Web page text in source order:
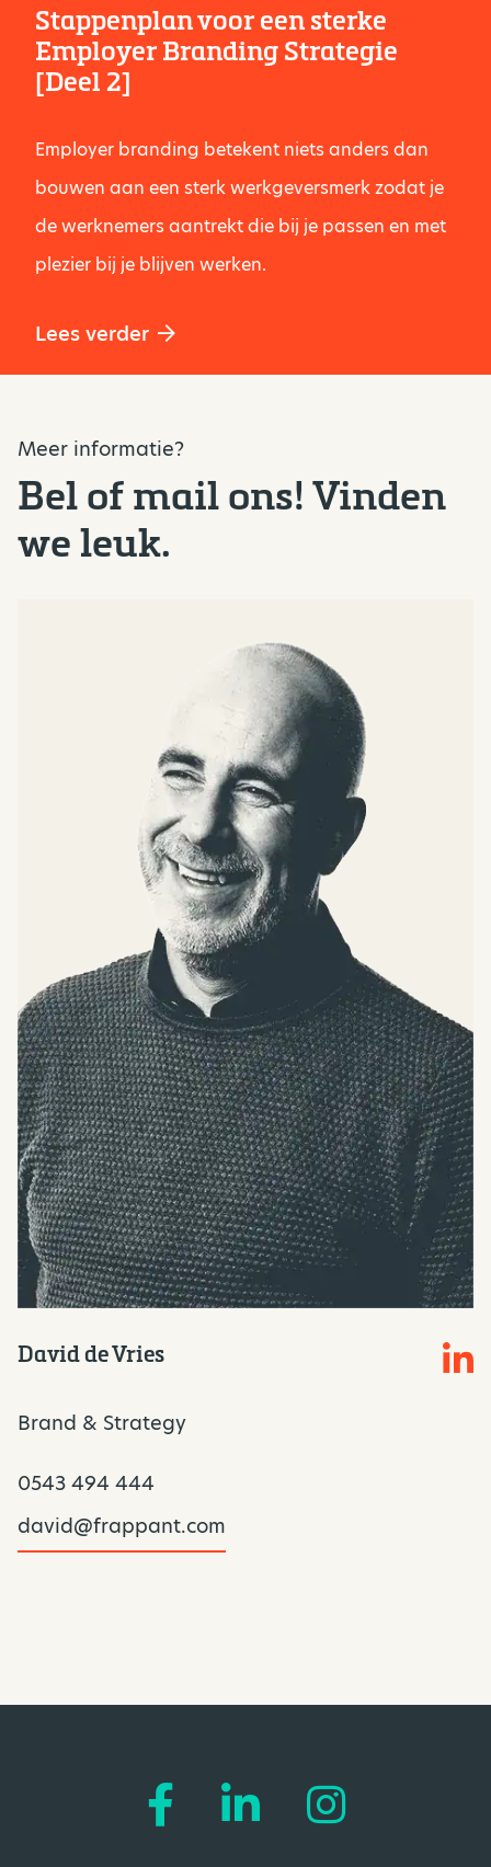
Stappenplan voor een sterke
Employer Branding Strategie
[Deel 2]
Employer branding betekent niets anders dan
bouwen aan een sterk werkgeversmerk zodat je
de werknemers aantrekt die bij je passen en met
plezier bij je blijven werken.
Lees verder
Meer informatie?
Bel of mail ons! Vinden
we leuk.
David de Vries
Brand & Strategy
0543 494 444
david@frappant.com